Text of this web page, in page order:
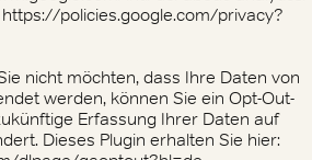
policies.google.com/privacy?
nicht möchten, dass Ihre Daten von
werden, können Sie ein Opt-Out-
Erfassung Ihrer Daten auf
Dieses Plugin erhalten Sie hier: